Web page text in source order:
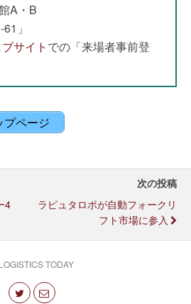
A・B
」
サイト での「来場者事前登
プページ
4
次の投稿
ラピュタロボが自動フォークリ
フト市場に参入
TODAY